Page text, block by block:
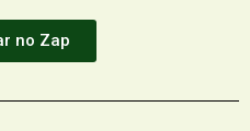
no Zap